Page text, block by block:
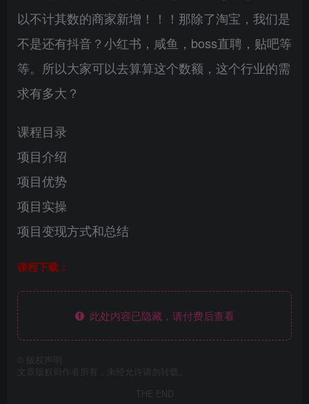
以不计其数的商家新增！！！那除了淘宝，我们是
不是还有抖音？小红书，咸鱼，boss直聘，贴吧等
等。所以大家可以去算算这个数额，这个行业的需
求有多大？
课程目录
项目介绍
项目优势
项目实操
项目变现方式和总结
课程下载：
此处内容已隐藏，请付费后查看
版权声明
文章版权归作者所有，未经允许请勿转载。
THE END